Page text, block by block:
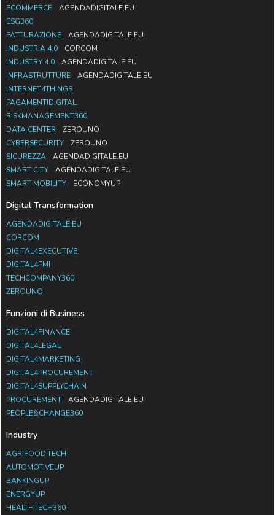
ECOMMERCE
AGENDADIGITALE.EU
ESG360
FATTURAZIONE
AGENDADIGITALE.EU
INDUSTRIA 4.0
CORCOM
INDUSTRY 4.0
AGENDADIGITALE.EU
INFRASTRUTTURE
AGENDADIGITALE.EU
INTERNET4THINGS
PAGAMENTIDIGITALI
RISKMANAGEMENT360
DATA CENTER
ZEROUNO
CYBERSECURITY
ZEROUNO
SICUREZZA
AGENDADIGITALE.EU
SMART CITY
AGENDADIGITALE.EU
SMART MOBILITY
ECONOMYUP
Digital Transformation
AGENDADIGITALE.EU
CORCOM
DIGITAL4EXECUTIVE
DIGITAL4PMI
TECHCOMPANY360
ZEROUNO
Funzioni di Business
DIGITAL4FINANCE
DIGITAL4LEGAL
DIGITAL4MARKETING
DIGITAL4PROCUREMENT
DIGITAL4SUPPLYCHAIN
PROCUREMENT
AGENDADIGITALE.EU
PEOPLE&CHANGE360
Industry
AGRIFOOD.TECH
AUTOMOTIVEUP
BANKINGUP
ENERGYUP
HEALTHTECH360